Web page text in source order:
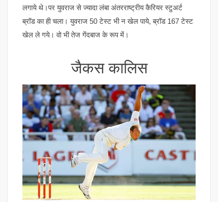
लगाये थे।पर युवराज से ज्यादा लंबा अंतरराष्ट्रीय कैरियर स्टुअर्ट
ब्रॉड का ही चला। युवराज 50 टेस्ट भी न खेल पाये, ब्रॉड 167 टेस्ट
खेल ले गये। वो भी तेज गेंदबाज के रूप में।
जैकस कालिस